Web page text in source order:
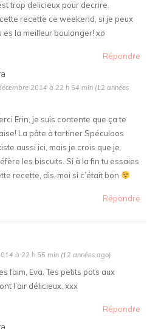
trop delicieux pour decrire.
cette recette ce weekend, si je peux
es la meilleur boulanger! xo
Répondre
2014 à 22 h 54 min (12 années
Erin, je suis contente que ça te
La pâte à tartiner Spéculoos
aussi ici, mais je crois que je
les biscuits. Si à la fin tu essaies
recette, dis-moi si c’était bon
Répondre
à 22 h 55 min (12 années ago)
faim, Eva. Tes petits pots aux
l’air délicieux. xxx
Répondre